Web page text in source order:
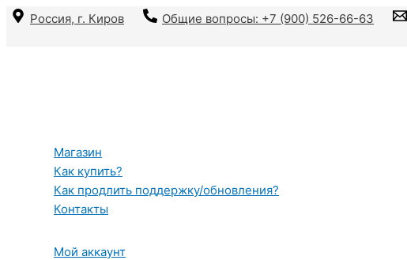
Перейти
Россия, г. Киров Общие вопросы: +7 (900) 526-66-63
Магазин
Как купить?
Как продлить поддержку/обновления?
Контакты
Мой аккаунт